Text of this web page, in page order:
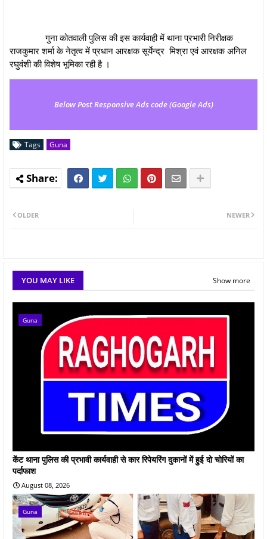
गुना कोतवाली पुलिस की इस कार्यवाही में थाना प्रभारी निरीक्षक
राजकुमार शर्मा के नेतृत्व में प्रधान आरक्षक सूर्येन्द्र मिश्रा एवं आरक्षक अनिल
रघुवंशी की विशेष भूमिका रही है ।
Below Post Responsive Ads code (Google Ads)
Tags Guna
NEWER
OLDER
YOU MAY LIKE Show more
Guna
केंट थाना पुलिस की प्रभावी कार्यवाही से कार रिपेयरिंग दुकानों में हुई दो चोरियों का
पर्दाफाश
August 08, 2026
Guna